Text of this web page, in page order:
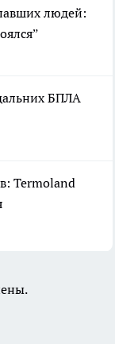
людей:
БПЛА
Termoland